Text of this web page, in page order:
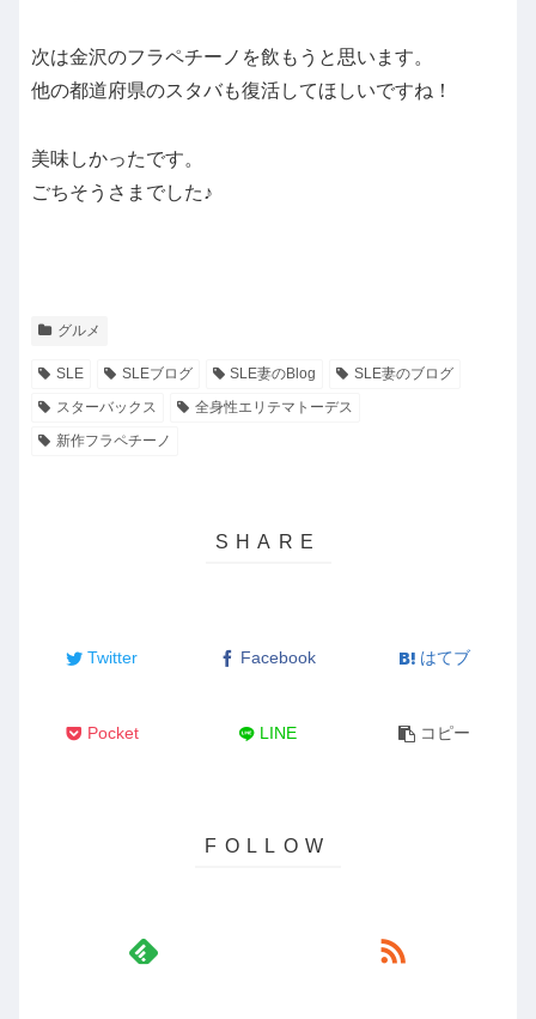
次は金沢のフラペチーノを飲もうと思います。
他の都道府県のスタバも復活してほしいですね！
美味しかったです。
ごちそうさまでした♪
グルメ
SLE SLEブログ SLE妻のBlog
SLE妻のブログ
スターバックス
全身性エリテマトーデス
新作フラペチーノ
Twitter Facebook はてブ
Pocket LINE コピー